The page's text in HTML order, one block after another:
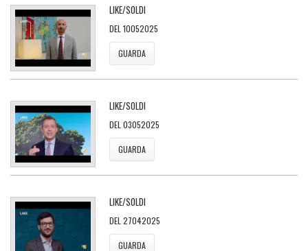
LIKE/SOLDI
DEL 10052025
GUARDA
LIKE/SOLDI
DEL 03052025
GUARDA
LIKE/SOLDI
DEL 27042025
GUARDA